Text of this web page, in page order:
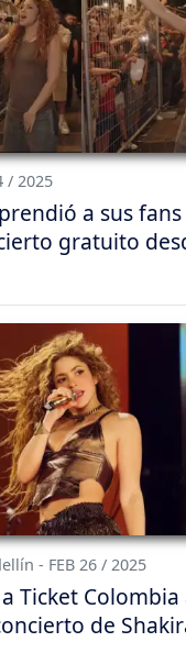
/ 2025
a sus
gratuito
- FEB 26 / 2025
Ticket
de